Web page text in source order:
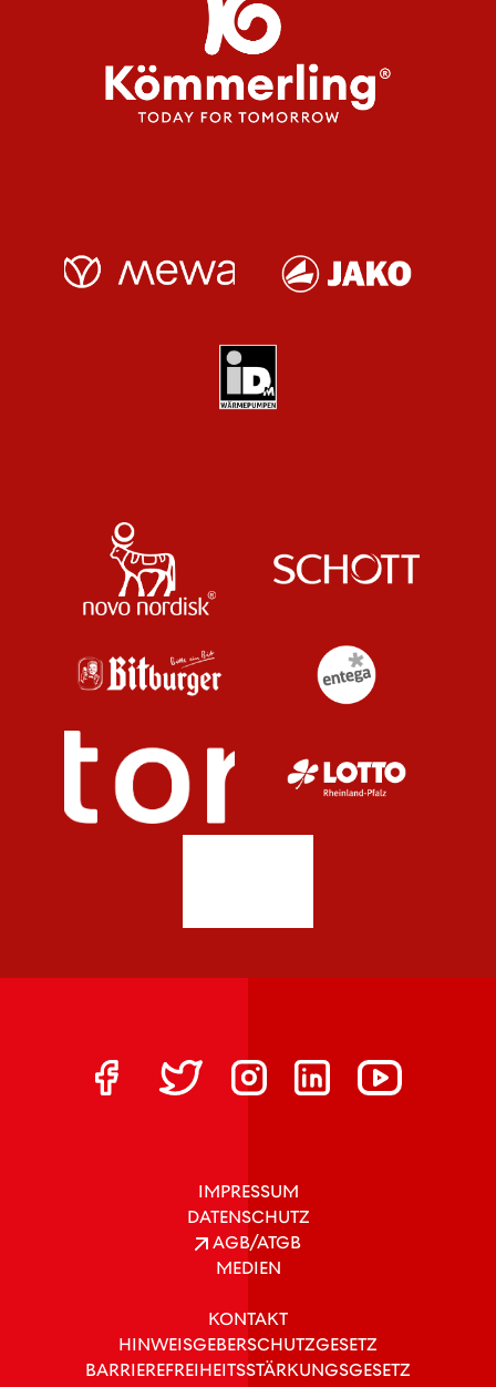
IMPRESSUM
DATENSCHUTZ
AGB/ATGB
MEDIEN
KONTAKT
HINWEISGEBERSCHUTZGESETZ
BARRIEREFREIHEITSSTÄRKUNGSGESETZ